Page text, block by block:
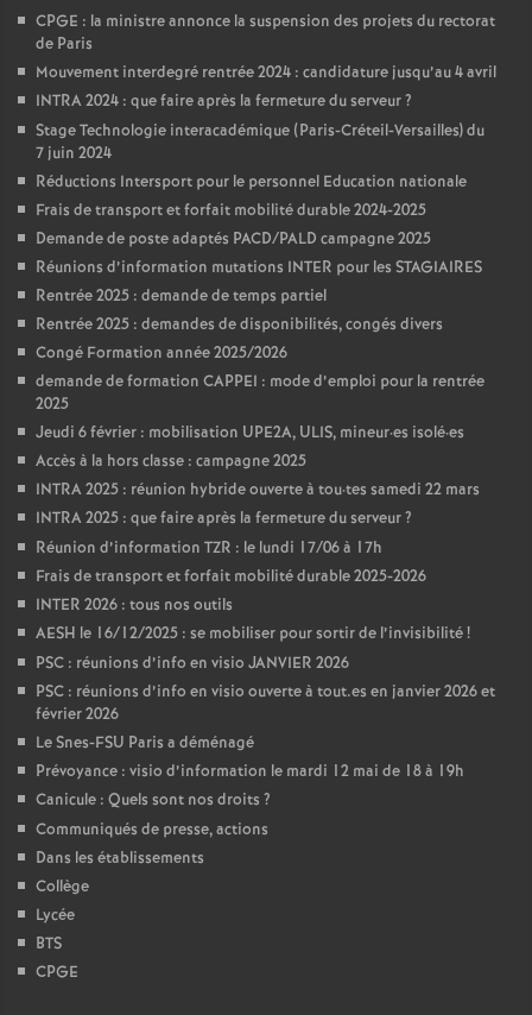
CPGE : la ministre annonce la suspension des projets du rectorat
de Paris
Mouvement interdegré rentrée 2024 : candidature jusqu’au 4 avril
INTRA 2024 : que faire après la fermeture du serveur?
Stage Technologie interacadémique (Paris-Créteil-Versailles) du
7 juin 2024
Réductions Intersport pour le personnel Education nationale
Frais de transport et forfait mobilité durable 2024-2025
Demande de poste adaptés PACD/PALD campagne 2025
Réunions d’information mutations INTER pour les STAGIAIRES
Rentrée 2025 : demande de temps partiel
Rentrée 2025 : demandes de disponibilités, congés divers
Congé Formation année 2025/2026
demande de formation CAPPEI : mode d’emploi pour la rentrée
2025
Jeudi 6 février : mobilisation UPE2A, ULIS, mineur·es isolé·es
Accès à la hors classe : campagne 2025
INTRA 2025 : réunion hybride ouverte à tou·tes samedi 22 mars
INTRA 2025 : que faire après la fermeture du serveur?
Réunion d’information TZR : le lundi 17/06 à 17h
Frais de transport et forfait mobilité durable 2025-2026
INTER 2026 : tous nos outils
AESH le 16/12/2025 : se mobiliser pour sortir de l’invisibilité!
PSC : réunions d’info en visio JANVIER 2026
PSC : réunions d’info en visio ouverte à tout.es en janvier 2026 et
février 2026
Le Snes-FSU Paris a déménagé
Prévoyance : visio d’information le mardi 12 mai de 18 à 19h
Canicule : Quels sont nos droits ?
Communiqués de presse, actions
Dans les établissements
Collège
Lycée
BTS
CPGE